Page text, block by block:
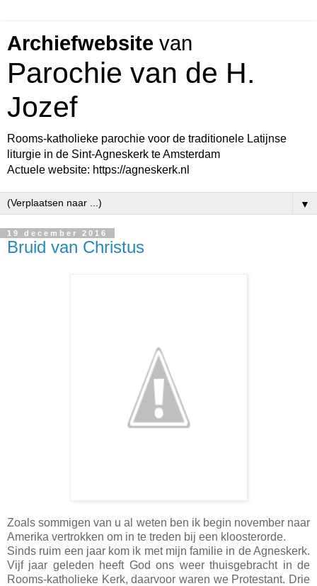
Archiefwebsite van
Parochie van de H.
Jozef
Rooms-katholieke parochie voor de traditionele Latijnse
liturgie in de Sint-Agneskerk te Amsterdam
Actuele website: https://agneskerk.nl
▼
19 december 2016
Bruid van Christus
Zoals sommigen van u al weten ben ik begin november naar
Amerika vertrokken om in te treden bij een kloosterorde.
Sinds ruim een jaar kom ik met mijn familie in de Agneskerk.
Vijf jaar geleden heeft God ons weer thuisgebracht in de
Rooms-katholieke Kerk, daarvoor waren we Protestant. Drie